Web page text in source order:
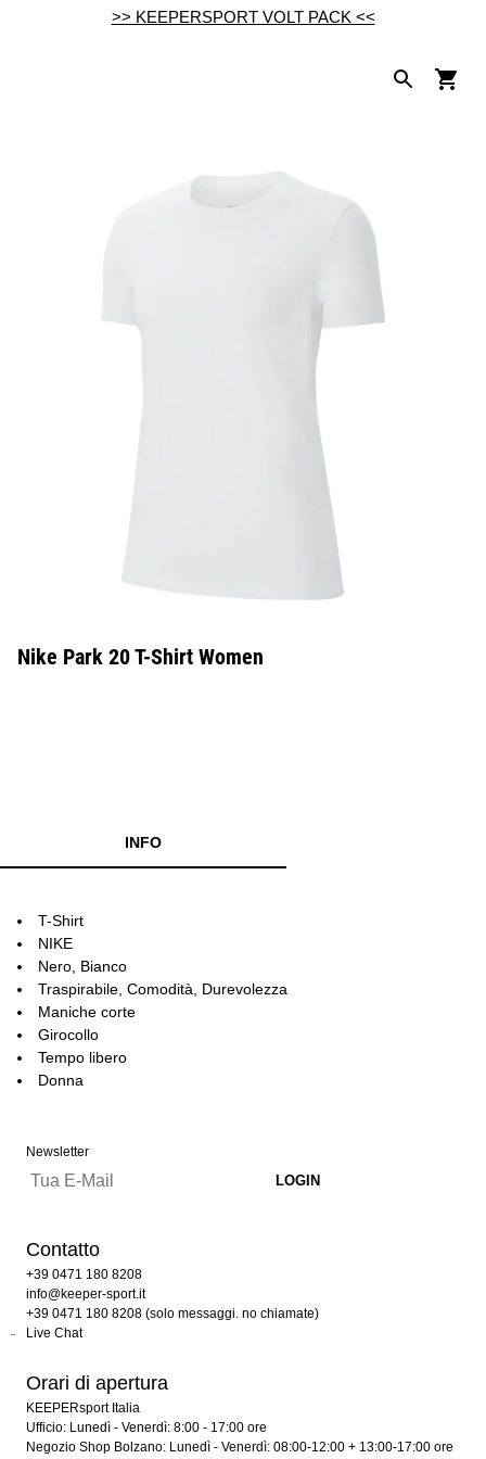
>> KEEPERSPORT VOLT PACK <<
Nike Park 20 T-Shirt Women
INFO
T-Shirt
NIKE
Nero, Bianco
Traspirabile, Comodità, Durevolezza
Maniche corte
Girocollo
Tempo libero
Donna
Newsletter
Contatto
+39 0471 180 8208
info@keeper-sport.it
+39 0471 180 8208 (solo messaggi. no chiamate)
Live Chat
Orari di apertura
KEEPERsport Italia
Ufficio: Lunedì - Venerdì: 8:00 - 17:00 ore
Negozio Shop Bolzano: Lunedì - Venerdì: 08:00-12:00 + 13:00-17:00 ore